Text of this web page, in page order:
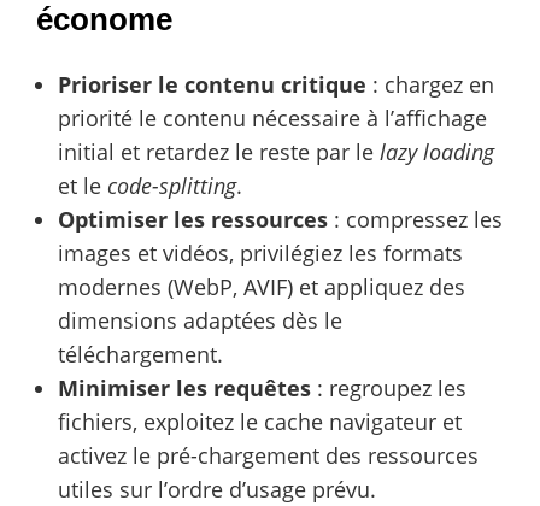
économe
Prioriser le contenu critique : chargez en
priorité le contenu nécessaire à l’affichage
initial et retardez le reste par le lazy loading
et le code-splitting.
Optimiser les ressources : compressez les
images et vidéos, privilégiez les formats
modernes (WebP, AVIF) et appliquez des
dimensions adaptées dès le
téléchargement.
Minimiser les requêtes : regroupez les
fichiers, exploitez le cache navigateur et
activez le pré-chargement des ressources
utiles sur l’ordre d’usage prévu.